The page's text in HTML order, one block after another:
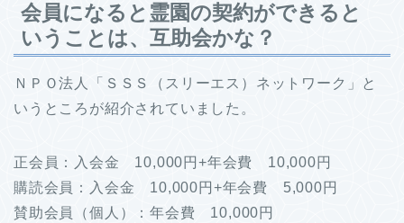
会員になると霊園の契約ができると
いうことは、互助会かな？
ＮＰＯ法人「ＳＳＳ（スリーエス）ネットワーク」と
いうところが紹介されていました。
正会員：入会金 10,000円+年会費 10,000円
購読会員：入会金 10,000円+年会費 5,000円
賛助会員（個人）：年会費 10,000円